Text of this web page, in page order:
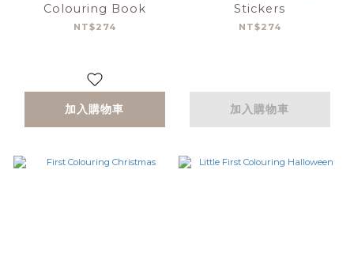
Colouring Book
NT$274
加入購物車
Stickers
NT$274
加入購物車